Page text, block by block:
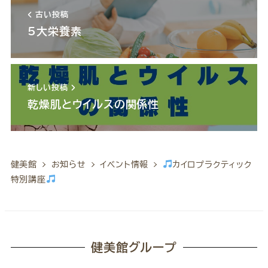
古い投稿
5大栄養素
新しい投稿
乾燥肌とウイルスの関係性
健美館 お知らせ イベント情報
カイロプラクティック
特別講座
健美館グループ